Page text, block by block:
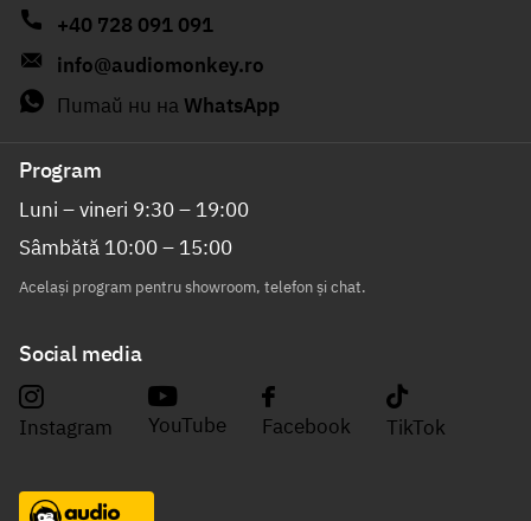
+40 728 091 091
info@audiomonkey.ro
Питай ни на WhatsApp
Program
Luni – vineri 9:30 – 19:00
Sâmbătă 10:00 – 15:00
Același program pentru showroom, telefon și chat.
Social media
Instagram YouTube Facebook TikTok